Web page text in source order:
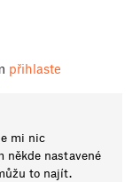
přihlaste
mi nic
někde nastavené
to najít.